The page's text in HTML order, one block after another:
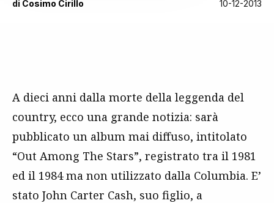
di Cosimo Cirillo 10-12-2013
A dieci anni dalla morte della leggenda del
country, ecco una grande notizia: sarà
pubblicato un album mai diffuso, intitolato
“Out Among The Stars”, registrato tra il 1981
ed il 1984 ma non utilizzato dalla Columbia. E’
stato John Carter Cash, suo figlio, a